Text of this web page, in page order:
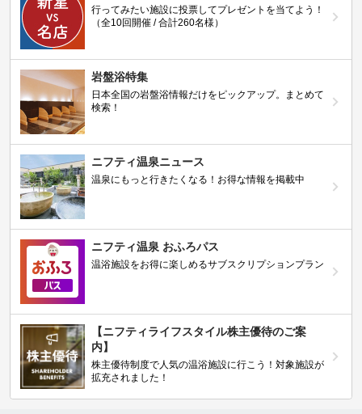
行ってみたい施設に投票してプレゼントを当てよう！
（全10回開催 / 合計260名様）
岩盤浴特集
日本全国の岩盤浴情報だけをピックアップ。まとめて
検索！
ニフティ温泉ニュース
温泉にもっと行きたくなる！お得な情報を掲載中
ニフティ温泉 おふろパス
温浴施設をお得に楽しめるサブスクリプションプラン
【ニフティライフスタイル株主優待のご案
内】
株主優待制度で人気の温浴施設に行こう！対象施設が
拡充されました！